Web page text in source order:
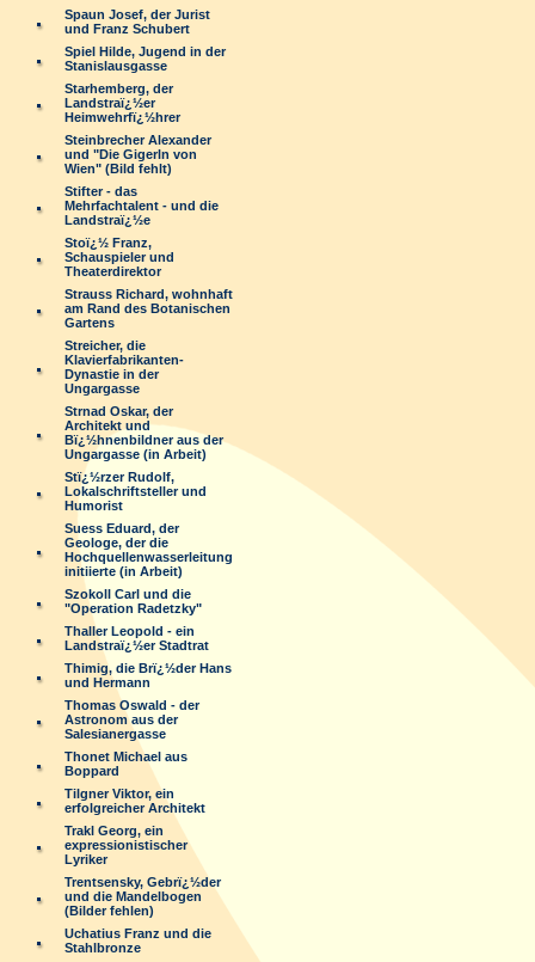
Spaun Josef, der Jurist
und Franz Schubert
Spiel Hilde, Jugend in der
Stanislausgasse
Starhemberg, der
Landstraï¿½er
Heimwehrfï¿½hrer
Steinbrecher Alexander
und "Die Gigerln von
Wien" (Bild fehlt)
Stifter - das
Mehrfachtalent - und die
Landstraï¿½e
Stoï¿½ Franz,
Schauspieler und
Theaterdirektor
Strauss Richard, wohnhaft
am Rand des Botanischen
Gartens
Streicher, die
Klavierfabrikanten-
Dynastie in der
Ungargasse
Strnad Oskar, der
Architekt und
Bï¿½hnenbildner aus der
Ungargasse (in Arbeit)
Stï¿½rzer Rudolf,
Lokalschriftsteller und
Humorist
Suess Eduard, der
Geologe, der die
Hochquellenwasserleitung
initiierte (in Arbeit)
Szokoll Carl und die
"Operation Radetzky"
Thaller Leopold - ein
Landstraï¿½er Stadtrat
Thimig, die Brï¿½der Hans
und Hermann
Thomas Oswald - der
Astronom aus der
Salesianergasse
Thonet Michael aus
Boppard
Tilgner Viktor, ein
erfolgreicher Architekt
Trakl Georg, ein
expressionistischer
Lyriker
Trentsensky, Gebrï¿½der
und die Mandelbogen
(Bilder fehlen)
Uchatius Franz und die
Stahlbronze